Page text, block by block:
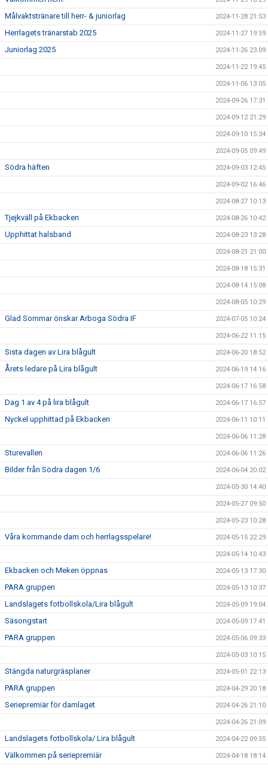
Målvaktstränare till herr- & juniorlag 2024-11-28 21:53
Herrlagets tränarstab 2025 2024-11-27 19:59
Juniorlag 2025 2024-11-26 23:09
2024-11-22 19:45
2024-11-06 13:05
2024-09-26 17:31
2024-09-12 21:29
2024-09-10 15:34
2024-09-05 09:49
Södra häften 2024-09-03 12:45
2024-09-02 16:46
2024-08-27 10:13
Tjejkväll på Ekbacken 2024-08-26 10:42
Upphittat halsband 2024-08-23 13:28
2024-08-21 21:00
2024-08-18 15:31
2024-08-14 15:08
2024-08-05 10:29
Glad Sommar önskar Arboga Södra IF 2024-07-05 10:24
2024-06-22 11:15
Sista dagen av Lira blågult 2024-06-20 18:52
Årets ledare på Lira blågult 2024-06-19 14:16
2024-06-17 16:58
Dag 1 av 4 på lira blågult 2024-06-17 16:57
Nyckel upphittad på Ekbacken 2024-06-11 10:11
2024-06-06 11:28
Sturevallen 2024-06-06 11:26
Bilder från Södra dagen 1/6 2024-06-04 20:02
2024-05-30 14:40
2024-05-27 09:50
2024-05-23 10:28
Våra kommande dam och herrlagsspelare! 2024-05-15 22:29
2024-05-14 10:43
Ekbacken och Meken öppnas 2024-05-13 17:30
PARA gruppen 2024-05-13 10:37
Landslagets fotbollskola/Lira blågult 2024-05-09 19:04
Säsongstart 2024-05-09 17:41
PARA gruppen 2024-05-06 09:33
2024-05-03 10:15
Stängda naturgräsplaner 2024-05-01 22:13
PARA gruppen 2024-04-29 20:18
Seriepremiär för damlaget 2024-04-26 21:10
2024-04-26 21:09
Landslagets fotbollskola/ Lira blågult 2024-04-22 09:55
Välkommen på seriepremiär 2024-04-18 18:14